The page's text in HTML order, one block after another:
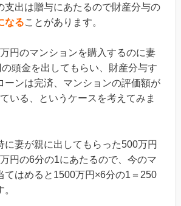
支出は贈与にあたるので財産分与の
なることがあります。
円のマンションを購入するのに妻
頭金を出してもらい、財産分与す
ーンは完済、マンションの評価額が
いる、というケースを考えてみま
に妻が親に出してもらった500万円
円の6分の1にあたるので、今のマ
てはめると1500万円×6分の1＝250